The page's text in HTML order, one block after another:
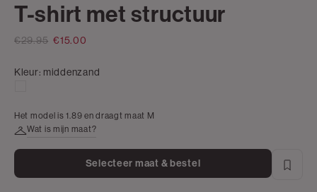
T-shirt met structuur
€29.95 €15.00
Kleur: middenzand
Het model is 1.89 en draagt maat M
Wat is mijn maat?
Selecteer maat & bestel